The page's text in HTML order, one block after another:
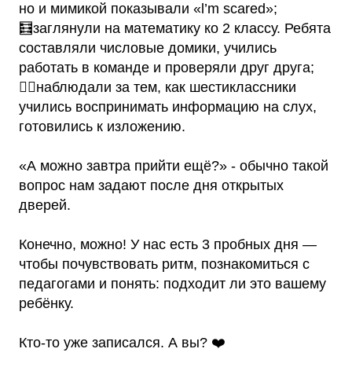
но и мимикой показывали «l’m scared»;
🧮заглянули на математику ко 2 классу. Ребята
составляли числовые домики, учились
работать в команде и проверяли друг друга;
✍🏻наблюдали за тем, как шестиклассники
учились воспринимать информацию на слух,
готовились к изложению.
«А можно завтра прийти ещё?» - обычно такой
вопрос нам задают после дня открытых
дверей.
Конечно, можно! У нас есть 3 пробных дня —
чтобы почувствовать ритм, познакомиться с
педагогами и понять: подходит ли это вашему
ребёнку.
Кто-то уже записался. А вы? ❤️